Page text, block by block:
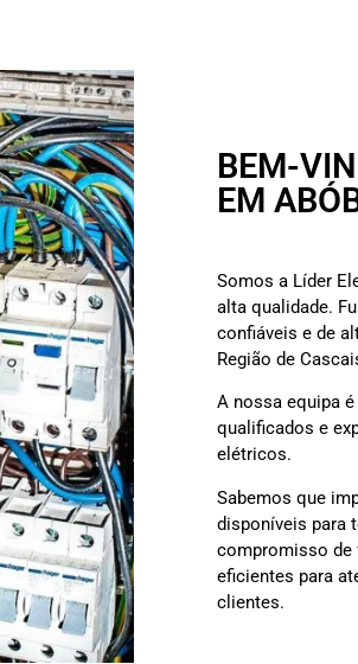
BEM-
EM
Somos a Líder
alta qualidade.
confiáveis e de
Região de
A nossa equipa
qualificados e
elétricos.
Sabemos que
disponíveis para
compromisso de
eficientes para
clientes.